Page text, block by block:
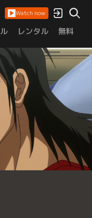
Watch now
レンタル 無料